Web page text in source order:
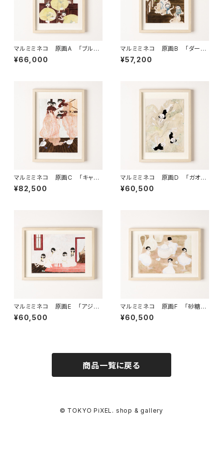
マルミミネコ 原画A 「ブルマ
な彼女は根暗を目指す」
¥66,000
マルミミネコ 原画B 「ダーク
な女はチェリーを縫い付ける」
¥57,200
マルミミネコ 原画C 「キャロ
リズムバード」
¥82,500
マルミミネコ 原画D 「ガオガ
オ怖いけど、星空に飛び込みた
い」
¥60,500
マルミミネコ 原画E 「アジア
の日向」
¥60,500
マルミミネコ 原画F 「砂糖守
りの白磁ちゃん」
¥60,500
商品一覧に戻る
© TOKYO PiXEL. shop & gallery